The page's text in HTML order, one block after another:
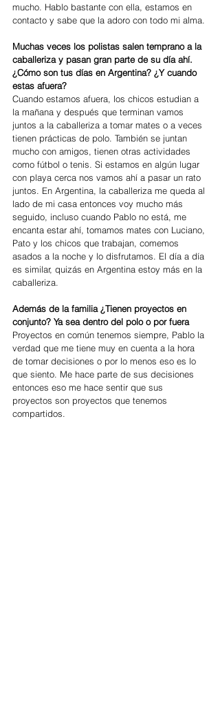
mucho. Hablo bastante con ella, estamos en
contacto y sabe que la adoro con todo mi alma.
Muchas veces los polistas salen temprano a la
caballeriza y pasan gran parte de su día ahí.
¿Cómo son tus días en Argentina? ¿Y cuando
estas afuera?
Cuando estamos afuera, los chicos estudian a
la mañana y después que terminan vamos
juntos a la caballeriza a tomar mates o a veces
tienen prácticas de polo. También se juntan
mucho con amigos, tienen otras actividades
como fútbol o tenis. Si estamos en algún lugar
con playa cerca nos vamos ahí a pasar un rato
juntos. En Argentina, la caballeriza me queda al
lado de mi casa entonces voy mucho más
seguido, incluso cuando Pablo no está, me
encanta estar ahí, tomamos mates con Luciano,
Pato y los chicos que trabajan, comemos
asados a la noche y lo disfrutamos. El día a día
es similar, quizás en Argentina estoy más en la
caballeriza.
Además de la familia ¿Tienen proyectos en
conjunto? Ya sea dentro del polo o por fuera
Proyectos en común tenemos siempre, Pablo la
verdad que me tiene muy en cuenta a la hora
de tomar decisiones o por lo menos eso es lo
que siento. Me hace parte de sus decisiones
entonces eso me hace sentir que sus
proyectos son proyectos que tenemos
compartidos.